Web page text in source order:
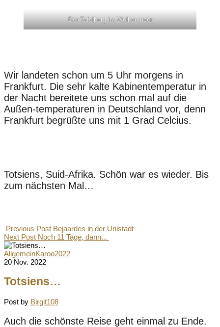
Der Tafelberg im Wolkenmeer
Wir landeten schon um 5 Uhr morgens in
Frankfurt. Die sehr kalte Kabinentemperatur in
der Nacht bereitete uns schon mal auf die
Außen-temperaturen in Deutschland vor, denn
Frankfurt begrüßte uns mit 1 Grad Celcius.
Totsiens, Suid-Afrika. Schön war es wieder. Bis
zum nächsten Mal…
Previous Post Bejaardes in der Unistadt
Next Post Noch 11 Tage, dann...
AllgemeinKaroo2022
20 Nov. 2022
Totsiens…
Post by Birgit108
Auch die schönste Reise geht einmal zu Ende.